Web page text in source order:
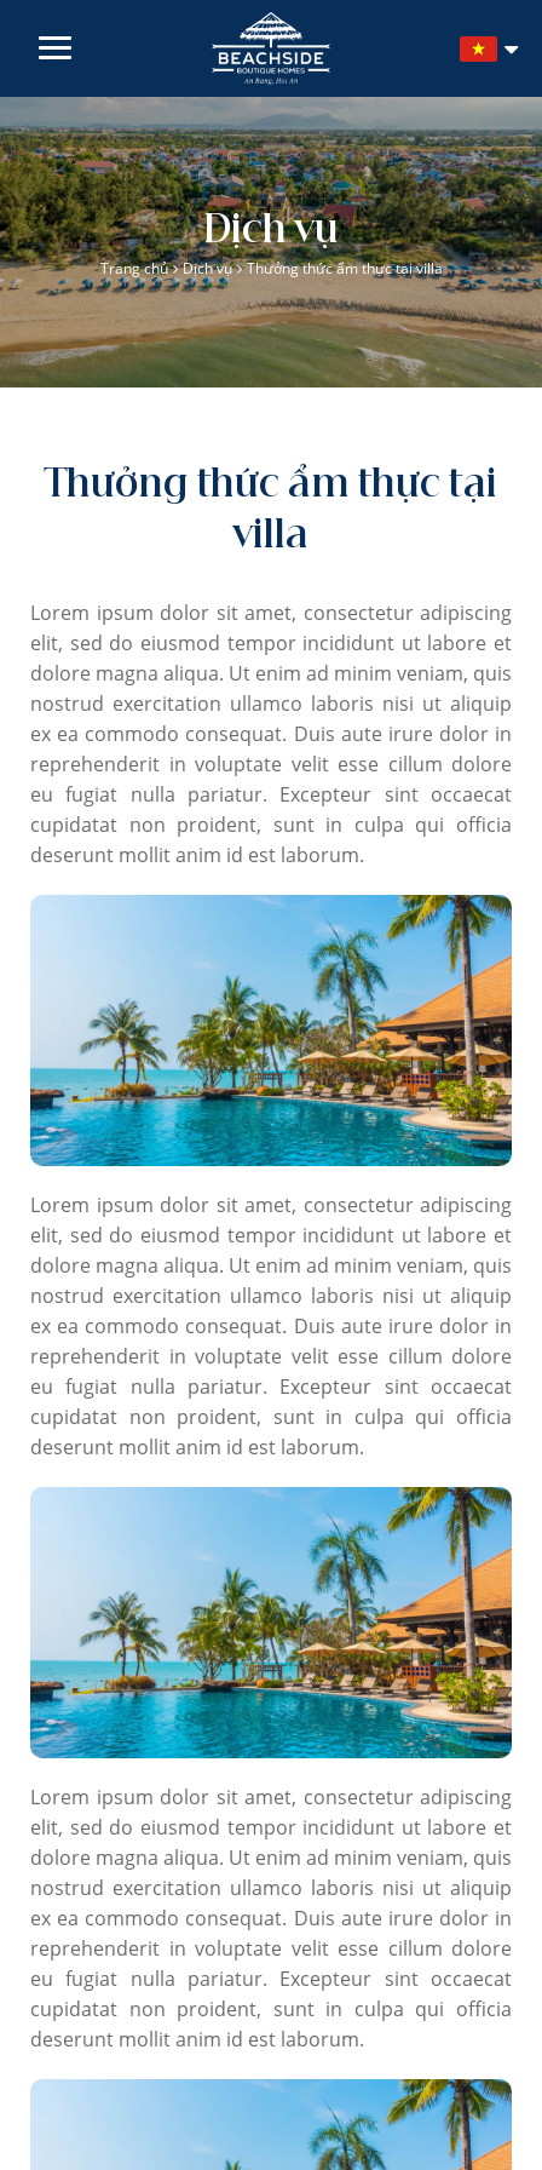
TRANG CHỦ
VỀ CHÚNG TÔI
BỘ SƯU TẬP
KHÁM PHÁ
DỊCH VỤ
Dịch vụ
Trang chủ Dịch vụ Thưởng thức ẩm thực tại villa
Thưởng thức ẩm thực tại
villa
Lorem ipsum dolor sit amet, consectetur adipiscing
elit, sed do eiusmod tempor incididunt ut labore et
dolore magna aliqua. Ut enim ad minim veniam, quis
nostrud exercitation ullamco laboris nisi ut aliquip
ex ea commodo consequat. Duis aute irure dolor in
reprehenderit in voluptate velit esse cillum dolore
eu fugiat nulla pariatur. Excepteur sint occaecat
cupidatat non proident, sunt in culpa qui officia
deserunt mollit anim id est laborum.
Lorem ipsum dolor sit amet, consectetur adipiscing
elit, sed do eiusmod tempor incididunt ut labore et
dolore magna aliqua. Ut enim ad minim veniam, quis
nostrud exercitation ullamco laboris nisi ut aliquip
ex ea commodo consequat. Duis aute irure dolor in
reprehenderit in voluptate velit esse cillum dolore
eu fugiat nulla pariatur. Excepteur sint occaecat
cupidatat non proident, sunt in culpa qui officia
deserunt mollit anim id est laborum.
Lorem ipsum dolor sit amet, consectetur adipiscing
elit, sed do eiusmod tempor incididunt ut labore et
dolore magna aliqua. Ut enim ad minim veniam, quis
nostrud exercitation ullamco laboris nisi ut aliquip
ex ea commodo consequat. Duis aute irure dolor in
reprehenderit in voluptate velit esse cillum dolore
eu fugiat nulla pariatur. Excepteur sint occaecat
cupidatat non proident, sunt in culpa qui officia
deserunt mollit anim id est laborum.